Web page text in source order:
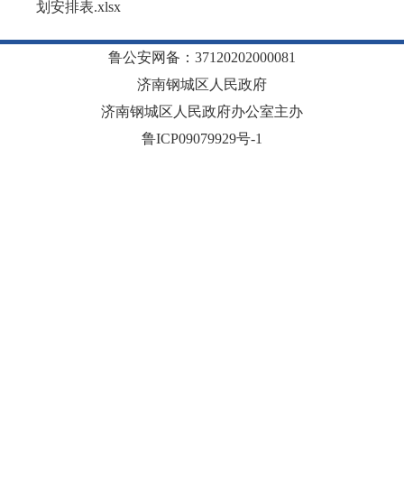
划安排表.xlsx
鲁公安网备：37120202000081
济南钢城区人民政府
济南钢城区人民政府办公室主办
鲁ICP09079929号-1